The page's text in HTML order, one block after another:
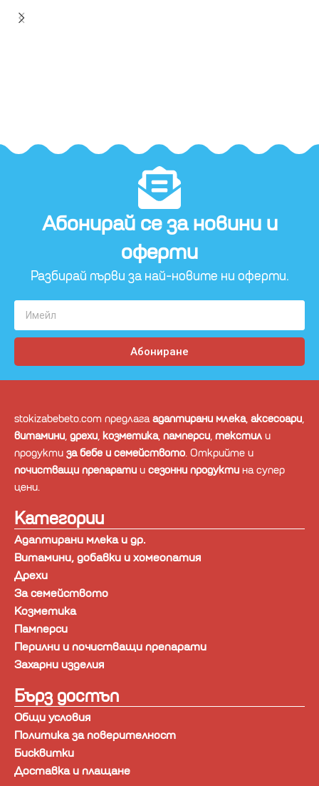
Абонирай се за новини и
оферти​
Разбирай първи за най-новите ни оферти.
Абониране
stokizabebeto.com предлагаадаптирани млека, аксесоари,
витамини, дрехи, козметика, памперси, текстил и
продукти за бебе и семейството. Открийте и
почистващи препарати и сезонни продукти на супер
цени.
Категории
Адаптирани млека и др.
Витамини, добавки и хомеопатия
Дрехи
За семейството
Козметика
Памперси
Перилни и почистващи препарати
Захарни изделия
Бърз достъп
Общи условия
Политика за поверителност
Бисквитки
Доставка и плащане